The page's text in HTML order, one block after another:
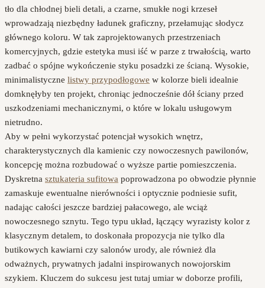
tło dla chłodnej bieli detali, a czarne, smukłe nogi krzeseł
wprowadzają niezbędny ładunek graficzny, przełamując słodycz
głównego koloru. W tak zaprojektowanych przestrzeniach
komercyjnych, gdzie estetyka musi iść w parze z trwałością, warto
zadbać o spójne wykończenie styku posadzki ze ścianą. Wysokie,
minimalistyczne listwy przypodłogowe w kolorze bieli idealnie
domknęłyby ten projekt, chroniąc jednocześnie dół ściany przed
uszkodzeniami mechanicznymi, o które w lokalu usługowym
nietrudno.
Aby w pełni wykorzystać potencjał wysokich wnętrz,
charakterystycznych dla kamienic czy nowoczesnych pawilonów,
koncepcję można rozbudować o wyższe partie pomieszczenia.
Dyskretna sztukateria sufitowa poprowadzona po obwodzie płynnie
zamaskuje ewentualne nierówności i optycznie podniesie sufit,
nadając całości jeszcze bardziej pałacowego, ale wciąż
nowoczesnego sznytu. Tego typu układ, łączący wyrazisty kolor z
klasycznym detalem, to doskonała propozycja nie tylko dla
butikowych kawiarni czy salonów urody, ale również dla
odważnych, prywatnych jadalni inspirowanych nowojorskim
szykiem. Kluczem do sukcesu jest tutaj umiar w doborze profili,